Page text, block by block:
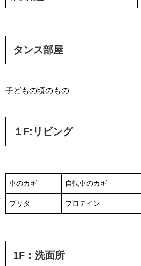
タンス部屋
子どもの頃のもの
１F:リビング
車のカギ 自転車のカギ
ブリタ プロテイン
1F：洗面所